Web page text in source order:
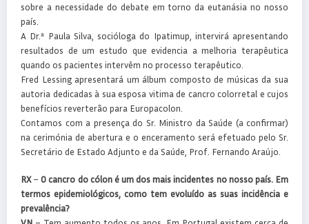
sobre a necessidade do debate em torno da eutanásia no nosso
país.
A Dr.ª Paula Silva, socióloga do Ipatimup, intervirá apresentando
resultados de um estudo que evidencia a melhoria terapêutica
quando os pacientes intervêm no processo terapêutico.
Fred Lessing apresentará um álbum composto de músicas da sua
autoria dedicadas à sua esposa vitima de cancro colorretal e cujos
benefícios reverterão para Europacolon.
Contamos com a presença do Sr. Ministro da Saúde (a confirmar)
na cerimónia de abertura e o enceramento será efetuado pelo Sr.
Secretário de Estado Adjunto e da Saúde, Prof. Fernando Araújo.
RX–O cancro do cólon é um dos mais incidentes no nosso país. Em
termos epidemiológicos, como tem evoluído as suas incidência e
prevalência?